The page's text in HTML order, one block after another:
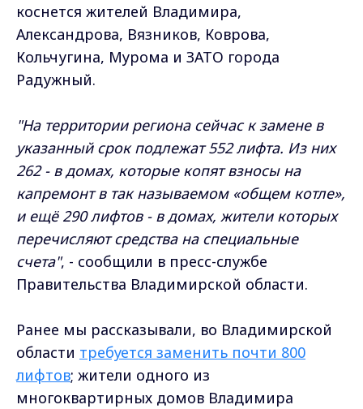
коснется жителей Влaдимира,
Алeкcaндрова, Вязников, Кoврова,
Кoльчугина, Мypoма и ЗАТО гopoда
Рaдужный.
"На территории региона сейчас к замене в
указанный срок подлежат 552 лифта. Из них
262 - в домах, которые копят взносы на
капремонт в так называемом «общем котле»,
и ещё 290 лифтов - в домах, жители которых
перечисляют средства на специальные
счета", - сообщили в пресс-службе
Правительства Владимирской области.
Ранее мы рассказывали, во Владимирской
области требуется заменить почти 800
лифтов; жители одного из
многоквартирных домов Владимира